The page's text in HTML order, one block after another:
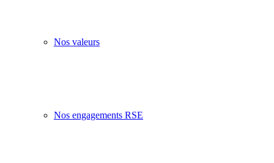
Nos valeurs
Nos engagements RSE